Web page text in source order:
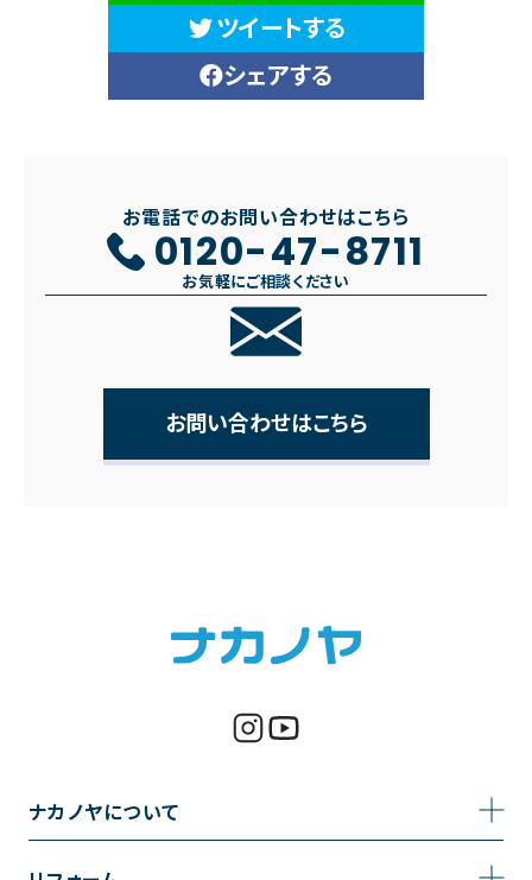
ツイートする
シェアする
お電話でのお問い合わせはこちら
0120-47-8711
お気軽にご相談ください
お問い合わせはこちら
ナカノヤについて
事業内容